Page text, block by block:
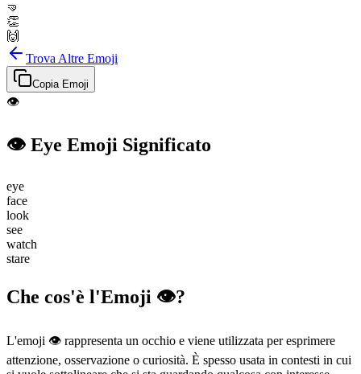
🤜
👏
🙌
Trova Altre Emoji
Copia Emoji
👁️
👁️ Eye Emoji Significato
eye
face
look
see
watch
stare
Che cos'è l'Emoji 👁️?
L'emoji 👁️ rappresenta un occhio e viene utilizzata per esprimere
attenzione, osservazione o curiosità. È spesso usata in contesti in cui